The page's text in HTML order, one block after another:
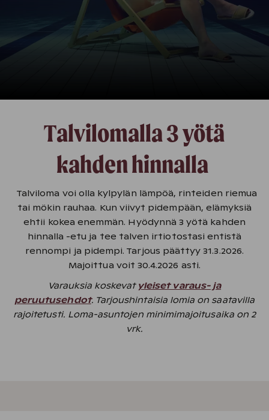
Talvilomalla 3 yötä
kahden hinnalla
Talviloma voi olla kylpylän lämpöä, rinteiden riemua
tai mökin rauhaa. Kun viivyt pidempään, elämyksiä
ehtii kokea enemmän. Hyödynnä 3 yötä kahden
hinnalla -etu ja tee talven irtiotostasi entistä
rennompi ja pidempi. Tarjous päättyy 31.3.2026.
Majoittua voit 30.4.2026 asti.
Varauksia koskevat yleiset varaus- ja
peruutusehdot. Tarjoushintaisia lomia on saatavilla
rajoitetusti. Loma-asuntojen minimimajoitusaika on 2
vrk.